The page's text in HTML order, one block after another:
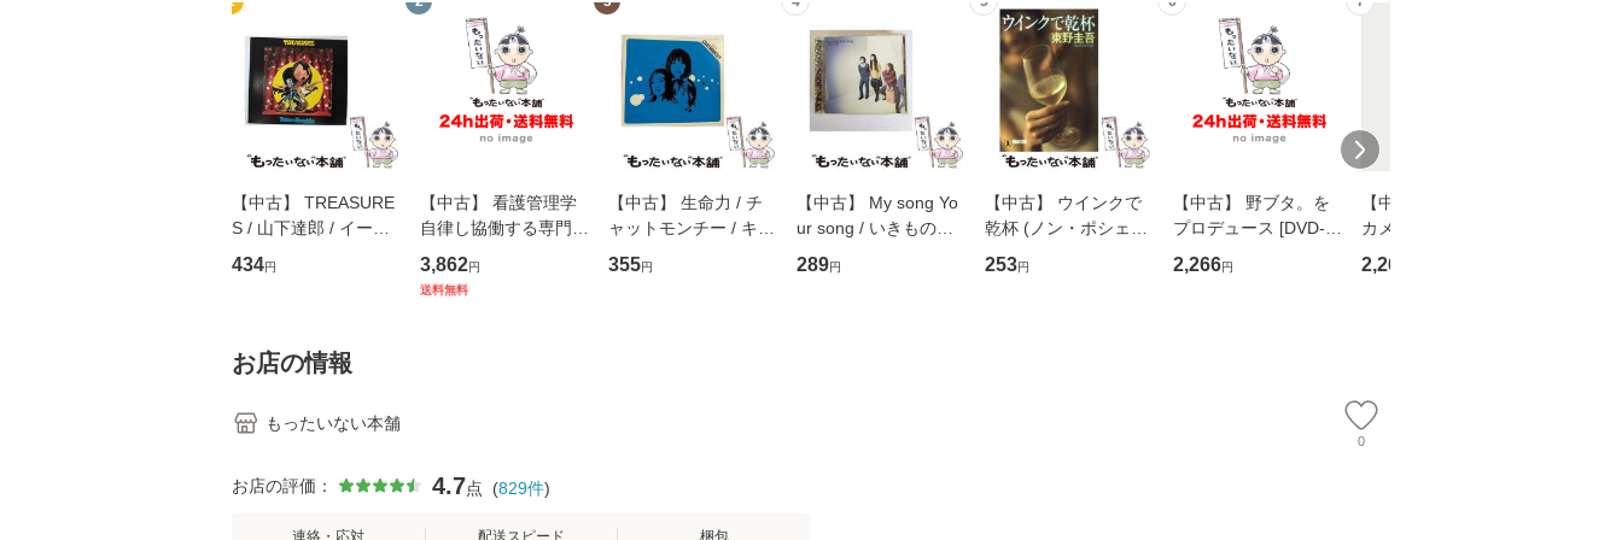
【中古】 TREASURE
S / 山下達郎 / イース
トウエスト・ジャパン
[CD]【メール便送料無
434円
【中古】 看護管理学
自律し協働する専門職
の看護マネジメントス
キル 改訂第3版 (看護
3,862円
送料無料
【中古】 生命力 / チ
ャットモンチー / キュ
ーンレコード [CD]
【メール便送料無料】
355円
【中古】 My song Yo
ur song / いきものが
かり / [CD]【メール便
送料無料】
289円
【中古】 ウインクで
乾杯 (ノン・ポシェッ
ト) / 東野圭吾 / 祥伝
社 [文庫]【メール便送
253円
【中古】 野ブタ。を
プロデュース [DVD-B
OX] / バップ [DVD]
【メール便送料無料】
2,266円
【中古】 明日なき森
カメムシ先生が熊野で
語る / 熊野の森ネット
ワークいちいがしの
2,266
お店の情報
もったいない本舗
0
お店の評価： 4.7点 (829件)